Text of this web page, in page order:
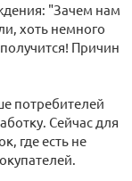
"Зачем нам
хоть немного
Причин
потребителей
Сейчас для
где есть не